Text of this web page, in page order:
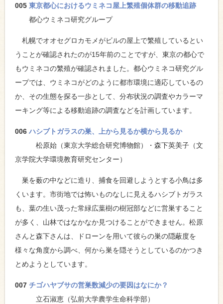
005 東京都心におけるウミネコ屋上繁殖個体群の移動追跡
都心ウミネコ研究グループ
札幌でオオセグロカモメがビルの屋上で繁殖しているとい
うことが確認されたのが15年前のことですが、東京の都心で
もウミネコの繁殖が確認されました。都心ウミネコ研究グル
ープでは、ウミネコがどのように都市環境に適応しているの
か、その生態を探る一歩として、分布状況の調査やカラーマ
ーキング等による移動追跡の調査などを計画しています。
006 ハシブトガラスの巣、上から見るか横から見るか
松原始（東京大学総合研究博物館）・森下英美子（文
京学院大学環境教育研究センター）
巣を薮の中などに造り、捕食を回避しようとする小鳥は多
くいます。市街地では怖いものなしに見えるハシブトガラス
も、葉の生い茂った常緑広葉樹の樹冠部などに営巣すること
が多く、山林ではなかなか見つけることができません。松原
さんと森下さんは、ドローンを用いて彼らの巣の隠蔽度を
様々な角度から調べ、何から巣を隠そうとしているのかつき
とめようとしています。
007 チゴハヤブサの営巣数減少の要因はなにか？
立石淑恵（弘前大学農学生命科学部）